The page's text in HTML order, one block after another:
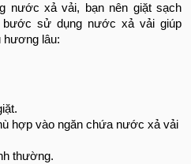
nước xả vải, bạn nên giặt sạch
sử dụng nước xả vải giúp
hương lâu:
hợp vào ngăn chứa nước xả vải
thường.